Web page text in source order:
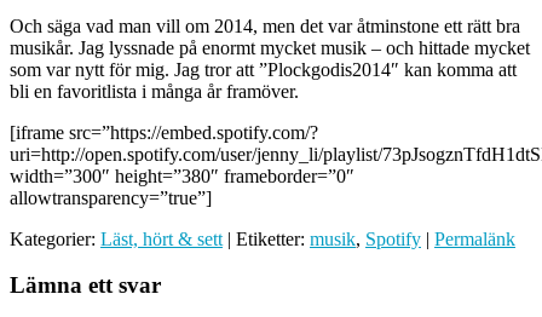
Och säga vad man vill om 2014, men det var åtminstone ett rätt bra
musikår. Jag lyssnade på enormt mycket musik – och hittade mycket
som var nytt för mig. Jag tror att ”Plockgodis2014″ kan komma att
bli en favoritlista i många år framöver.
[iframe src=”https://embed.spotify.com/?
uri=http://open.spotify.com/user/jenny_li/playlist/
width=”300″ height=”380″ frameborder=”0″
allowtransparency=”true”]
Kategorier: Läst, hört & sett | Etiketter: musik, Spotify | Permalänk
Lämna ett svar